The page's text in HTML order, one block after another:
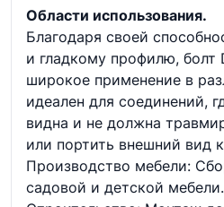
Области использования.
Благодаря своей
и гладкому профилю, болт
широкое применение в
идеален для соединений,
видна и не должна
или портить внешний вид
Производство мебели:
садовой и детской мебели.